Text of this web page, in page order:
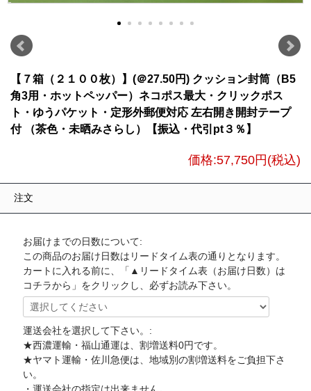
【７箱（２１００枚）】(＠27.50円) クッション封筒（B5
角3用・ホットペッパー）ネコポス最大・クリックポス
ト・ゆうパケット・定形外郵便対応 左右開き開封テープ
付 （茶色・未晒みさらし）【振込・代引pt３％】
価格:57,750円 (税込)
注文
お届けまでの日数について:
この商品のお届け日数はリードタイム表の通りとなります。
カートに入れる前に、「▲リードタイム表（お届け日数）は
コチラから」をクリックし、必ずお読み下さい。
運送会社を選択して下さい。:
★西濃運輸・福山通運は、割増送料0円です。
★ヤマト運輸・佐川急便は、地域別の割増送料をご負担下さ
い。